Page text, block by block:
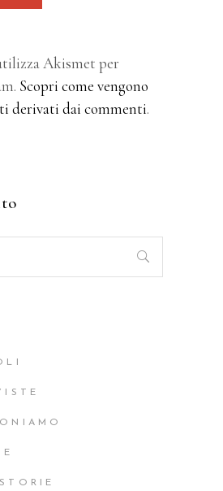
Akismet per
Scopri come vengono
derivati dai commenti.